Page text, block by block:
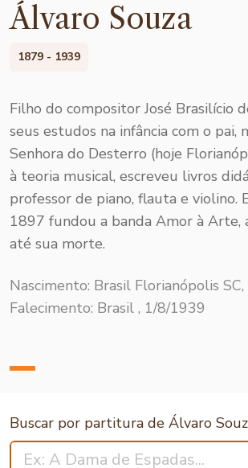
Álvaro Souza
1879 - 1939
Filho do compositor José Brasilício
seus estudos na infância com o pai,
Senhora do Desterro (hoje
à teoria musical, escreveu livros
professor de piano, flauta e violino.
1897 fundou a banda Amor à Arte,
até sua morte.
Nascimento: Brasil Florianópolis
Falecimento: Brasil , 1/8/1939
Buscar por partitura de Álvaro